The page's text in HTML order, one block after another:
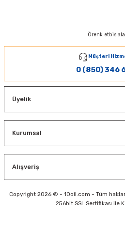
Örenk etbis
Müşteri
0 (850) 346
Üyelik
Kurumsal
Alışveriş
Copyright 2026 © - 10oil.com - Tüm
256bit SSL Sertifikası ile